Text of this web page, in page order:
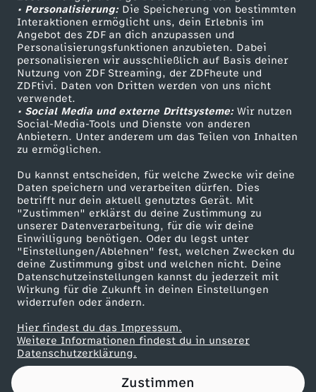
• Personalisierung:Die Speicherung von bestimmten
Interaktionen ermöglicht uns, dein Erlebnis im
Angebot des ZDF an dich anzupassen und
Personalisierungsfunktionen anzubieten. Dabei
personalisieren wir ausschließlich auf Basis deiner
Nutzung von ZDF Streaming, der ZDFheute und
ZDFtivi. Daten von Dritten werden von uns nicht
verwendet.
• Social Media und externe Drittsysteme:Wir nutzen
Social-Media-Tools und Dienste von anderen
Anbietern. Unter anderem um das Teilen von Inhalten
zu ermöglichen.
Du kannst entscheiden, für welche Zwecke wir deine
Daten speichern und verarbeiten dürfen. Dies
betrifft nur dein aktuell genutztes Gerät. Mit
"Zustimmen" erklärst du deine Zustimmung zu
unserer Datenverarbeitung, für die wir deine
Einwilligung benötigen. Oder du legst unter
"Einstellungen/Ablehnen" fest, welchen Zwecken du
deine Zustimmung gibst und welchen nicht. Deine
Datenschutzeinstellungen kannst du jederzeit mit
Wirkung für die Zukunft in deinen Einstellungen
widerrufen oder ändern.
Hier findest du das Impressum.
Weitere Informationen findest du in unserer
Datenschutzerklärung.
Zustimmen
w
ä
h
l
t
-
a
u
c
h
i
Sendungen A-Z
TV-Programm
Hilfe
ZDF Unternehmen
Karriere
ZDF goes Schule
Werbefernsehen
Mainzelmännchen
Partner